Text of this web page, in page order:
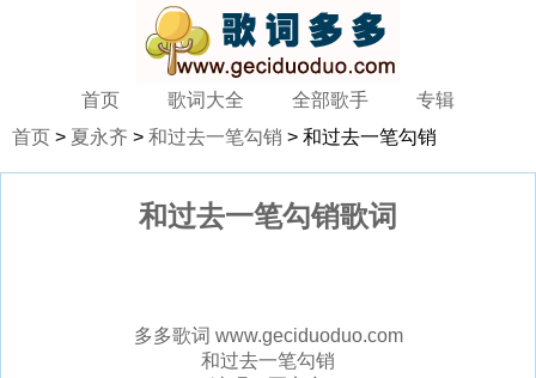
首页 歌词大全 全部歌手
专辑
首页 > 夏永齐 > 和过去一笔勾销 > 和过去一笔勾销
和过去一笔勾销歌词
多多歌词 www.geciduoduo.com
和过去一笔勾销